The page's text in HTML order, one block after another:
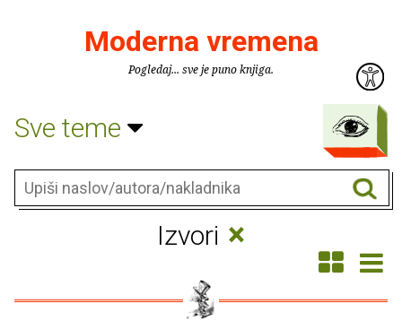
Moderna vremena
Pogledaj... sve je puno knjiga.
Sve teme
Izvori ×